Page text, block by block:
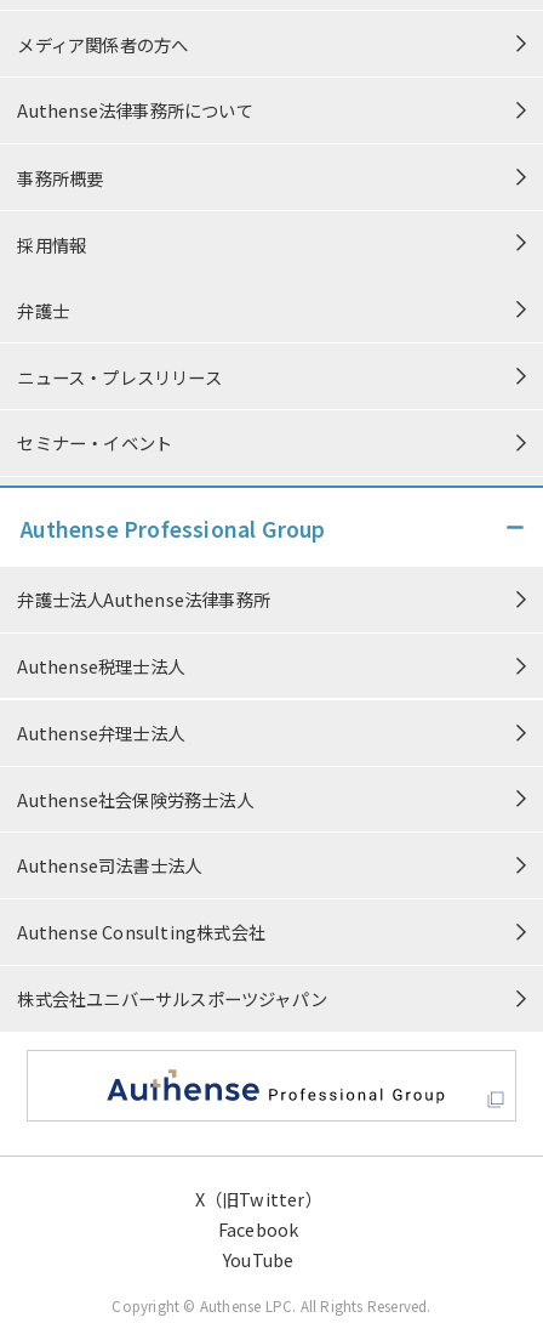
メディア関係者の方へ
Authense法律事務所について
事務所概要
採用情報
弁護士
ニュース・プレスリリース
セミナー・イベント
Authense Professional Group
弁護士法人Authense法律事務所
Authense税理士法人
Authense弁理士法人
Authense社会保険労務士法人
Authense司法書士法人
Authense Consulting株式会社
株式会社ユニバーサルスポーツジャパン
X（旧Twitter）
Facebook
YouTube
Copyright © Authense LPC. All Rights Reserved.